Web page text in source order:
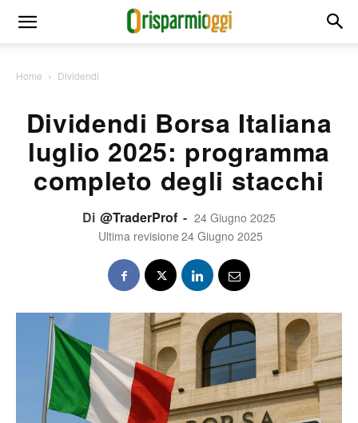
Home Dividendi
Dividendi Borsa Italiana
luglio 2025: programma
completo degli stacchi
Di @TraderProf - 24 Giugno 2025
Ultima revisione 24 Giugno 2025